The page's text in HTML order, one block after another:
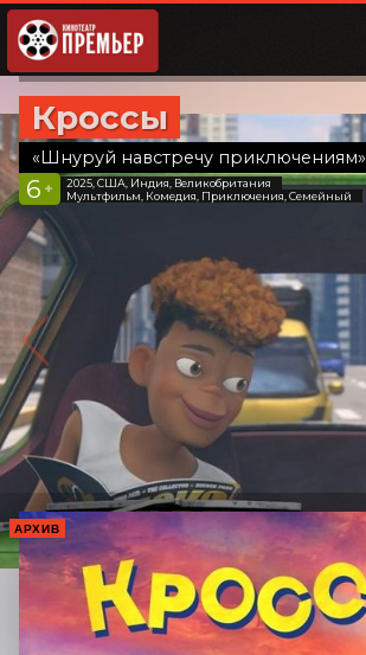
Кроссы
«Шнуруй навстречу приключениям»
6 +
2025, США, Индия, Великобритания
Мультфильм, Комедия, Приключения, Семейный
АРХИВ